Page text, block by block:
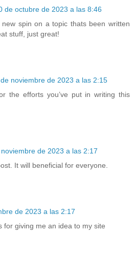
de octubre de 2023 a las 8:46
spin on a topic thats been written
stuff, just great!
noviembre de 2023 a las 2:15
the efforts you’ve put in writing this
de 2023 a las 2:17
It will beneficial for everyone.
de 2023 a las 2:17
for giving me an idea to my site